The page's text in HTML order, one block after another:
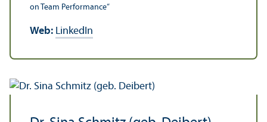
on Team Performance“
Web: LinkedIn